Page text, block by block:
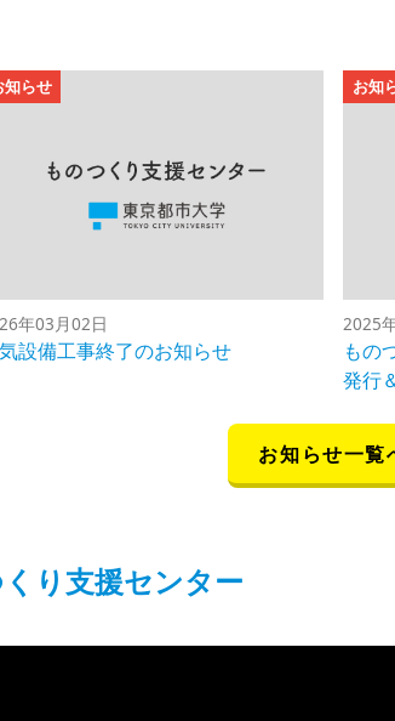
知らせ
年03月02日
設備工事終了のお知らせ
お知
2025
もの
発行
お知らせ一覧
り支援センター